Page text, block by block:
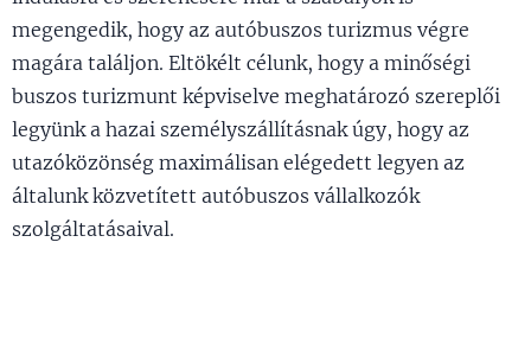
megengedik, hogy az autóbuszos turizmus végre
magára találjon. Eltökélt célunk, hogy a minőségi
buszos turizmunt képviselve meghatározó szereplői
legyünk a hazai személyszállításnak úgy, hogy az
utazóközönség maximálisan elégedett legyen az
általunk közvetített autóbuszos vállalkozók
szolgáltatásaival.